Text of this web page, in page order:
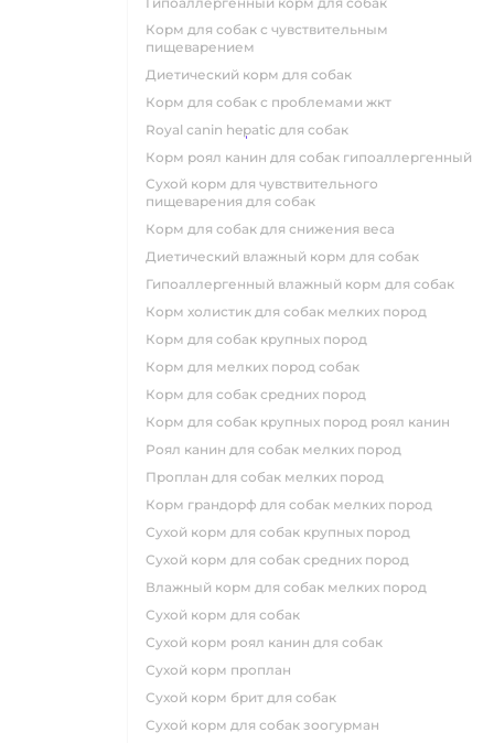
корм для собак с чувствительным
пищеварением
диетический корм для собак
корм для собак с проблемами жкт
royal canin hepatic для собак
корм роял канин для собак гипоаллергенный
сухой корм для чувствительного
пищеварения для собак
корм для собак для снижения веса
диетический влажный корм для собак
гипоаллергенный влажный корм для собак
корм холистик для собак мелких пород
корм для собак крупных пород
корм для мелких пород собак
корм для собак средних пород
корм для собак крупных пород роял канин
роял канин для собак мелких пород
проплан для собак мелких пород
корм грандорф для собак мелких пород
сухой корм для собак крупных пород
сухой корм для собак средних пород
влажный корм для собак мелких пород
сухой корм для собак
сухой корм роял канин для собак
сухой корм проплан
сухой корм брит для собак
сухой корм для собак зоогурман